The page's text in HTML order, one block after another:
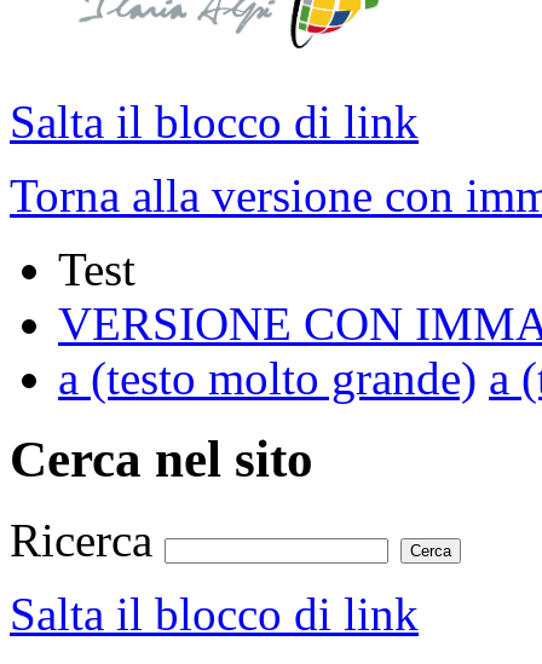
Salta il blocco di link
Torna alla versione con
Test
VERSIONE CON
a (testo molto grande) a
Cerca nel sito
Ricerca
Salta il blocco di link